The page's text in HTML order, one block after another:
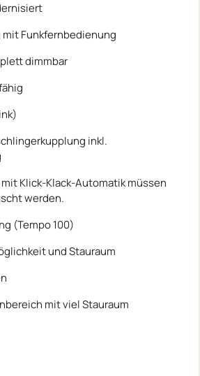
mit Funkfernbedienung
dimmbar
inkl.
Klick-Klack-Automatik müssen
werden.
(Tempo 100)
und Stauraum
mit viel Stauraum